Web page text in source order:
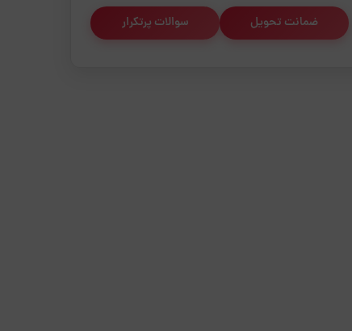
ضمانت تحویل سوالات پرتکرار